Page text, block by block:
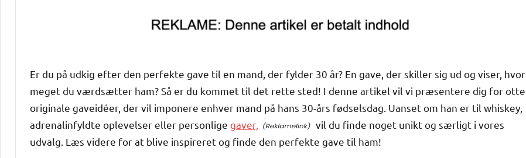
Er du på udkig efter den perfekte gave til en mand, der fylder 30 år? En gave, der skiller sig ud og viser, hvor
meget du værdsætter ham? Så er du kommet til det rette sted! I denne artikel vil vi præsentere dig for otte
originale gaveidéer, der vil imponere enhver mand på hans 30-års fødselsdag. Uanset om han er til whiskey,
adrenalinfyldte oplevelser eller personlige gaver,
vil du finde noget unikt og særligt i vores
udvalg. Læs videre for at blive inspireret og finde den perfekte gave til ham!